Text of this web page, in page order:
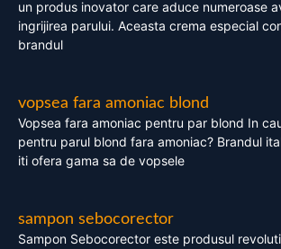
un produs inovator care aduce numeroase
ingrijirea parului. Aceasta crema especial
brandul
vopsea fara amoniac blond
Vopsea fara amoniac pentru par blond In
pentru parul blond fara amoniac? Brandul
iti ofera gama sa de vopsele
sampon sebocorector
Sampon Sebocorector este produsul